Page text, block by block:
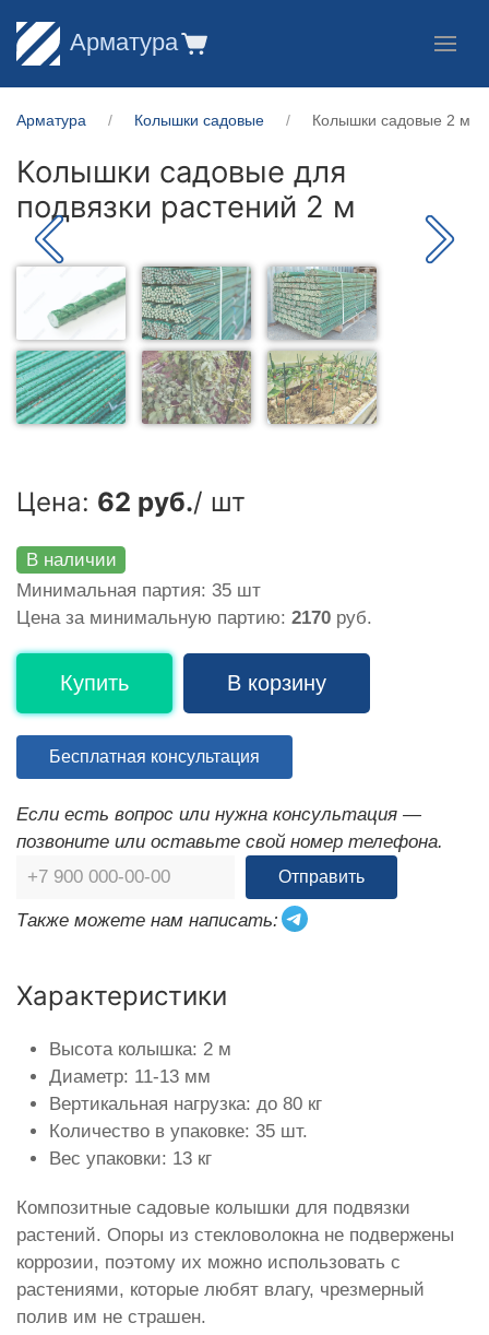
Арматура
Арматура Колышки садовые Колышки садовые 2 м
Колышки садовые для
подвязки растений 2 м
Цена: 62 руб./ шт
В наличии
Минимальная партия: 35 шт
Цена за минимальную партию: 2170 руб.
Купить В корзину
Бесплатная консультация
Если есть вопрос или нужна консультация —
позвоните или оставьте свой номер телефона.
Отправить
Также можете нам написать:
Характеристики
Высота колышка: 2 м
Диаметр: 11-13 мм
Вертикальная нагрузка: до 80 кг
Количество в упаковке: 35 шт.
Вес упаковки: 13 кг
Композитные садовые колышки для подвязки
растений. Опоры из стекловолокна не подвержены
коррозии, поэтому их можно использовать с
растениями, которые любят влагу, чрезмерный
полив им не страшен.